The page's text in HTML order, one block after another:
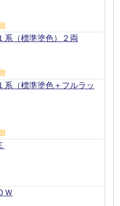
系（標準塗色）２両
系（標準塗色＋フルラッ
Ｗ